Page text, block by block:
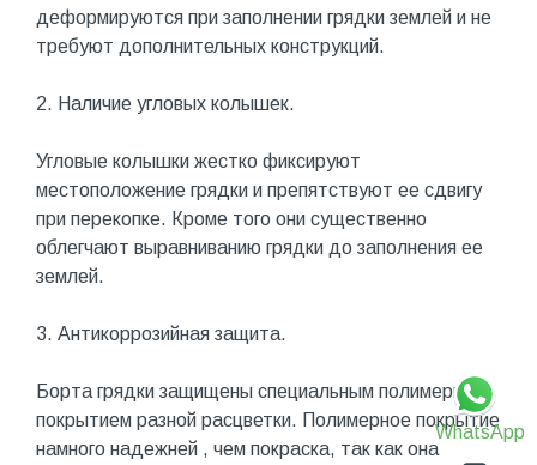
WhatsApp
деформируются при заполнении грядки землей и не
требуют дополнительных конструкций.
2. Наличие угловых колышек.
Угловые колышки жестко фиксируют
местоположение грядки и препятствуют ее сдвигу
при перекопке. Кроме того они существенно
облегчают выравниванию грядки до заполнения ее
землей.
3. Антикоррозийная защита.
Борта грядки защищены специальным полимерным
покрытием разной расцветки. Полимерное покрытие
намного надежней , чем покраска, так как она